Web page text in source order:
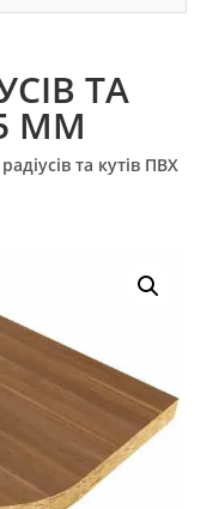
ТА
ММ
та кутів ПВХ